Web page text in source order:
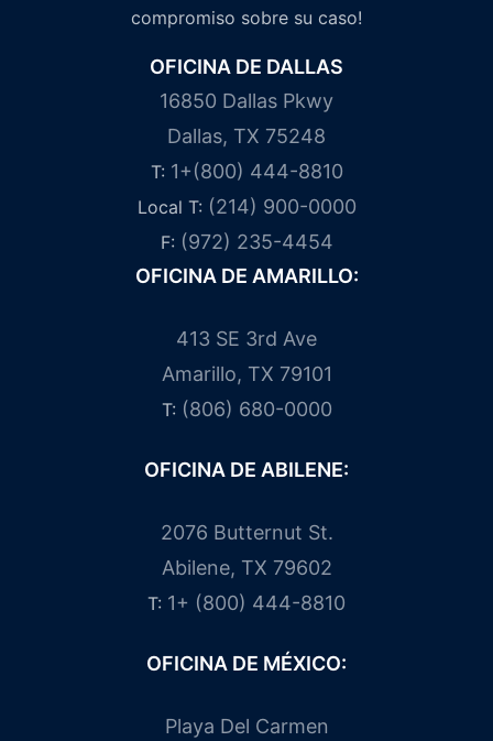
compromiso sobre su caso!
OFICINA DE DALLAS
16850 Dallas Pkwy
Dallas, TX 75248
T: 1+(800) 444-8810
Local T: (214) 900-0000
F: (972) 235-4454
OFICINA DE AMARILLO:
413 SE 3rd Ave
Amarillo, TX 79101
T: (806) 680-0000
OFICINA DE ABILENE:
2076 Butternut St.
Abilene, TX 79602
T: 1+ (800) 444-8810
OFICINA DE MÉXICO:
Playa Del Carmen